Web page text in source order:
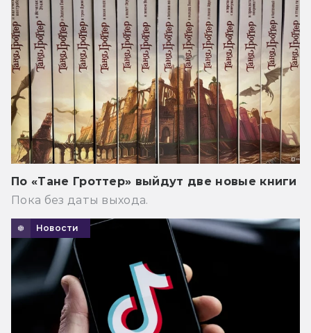
По «Тане Гроттер» выйдут две новые книги
Пока без даты выхода.
Новости